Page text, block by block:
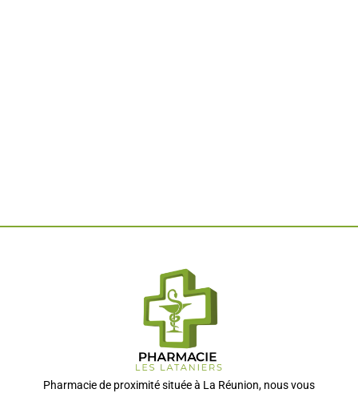
Pharmacie de proximité située à La Réunion, nous vous